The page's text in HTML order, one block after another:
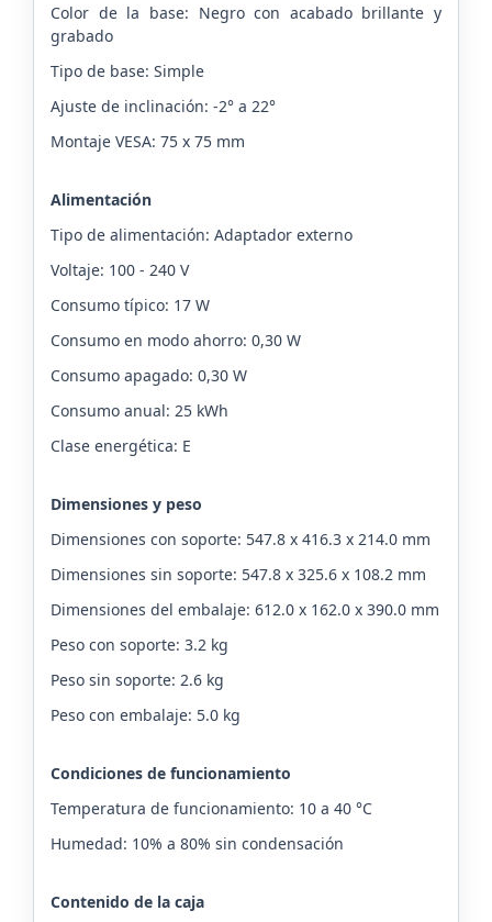
Color de la base: Negro con acabado brillante y
grabado
Tipo de base: Simple
Ajuste de inclinación: -2° a 22°
Montaje VESA: 75 x 75 mm
Alimentación
Tipo de alimentación: Adaptador externo
Voltaje: 100 - 240 V
Consumo típico: 17 W
Consumo en modo ahorro: 0,30 W
Consumo apagado: 0,30 W
Consumo anual: 25 kWh
Clase energética: E
Dimensiones y peso
Dimensiones con soporte: 547.8 x 416.3 x 214.0 mm
Dimensiones sin soporte: 547.8 x 325.6 x 108.2 mm
Dimensiones del embalaje: 612.0 x 162.0 x 390.0 mm
Peso con soporte: 3.2 kg
Peso sin soporte: 2.6 kg
Peso con embalaje: 5.0 kg
Condiciones de funcionamiento
Temperatura de funcionamiento: 10 a 40 °C
Humedad: 10% a 80% sin condensación
Contenido de la caja